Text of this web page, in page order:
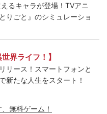
るキャラが登場！TVアニ
りごと』のシミュレーショ
世界ライフ！】
リース！スマートフォンと
新たな人生をスタート！
無料ゲーム！